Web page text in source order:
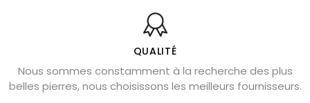
Bienfaits de la sélénite – pierre des anges
L’améthyste est-elle faite pour moi ?
Chrysocolle : pierre apaisante
Obsidienne dorée : vertus et signification
QUALITÉ
Nous sommes constamment à la recherche des plus
belles pierres, nous choisissons les meilleurs fournisseurs.